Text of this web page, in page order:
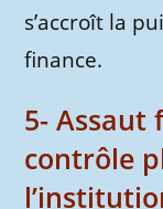
s’accroît la
finance.
5- Assaut
contrôle